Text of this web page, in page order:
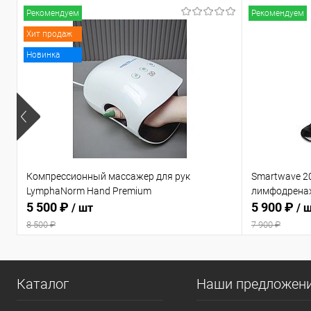
Рекомендуем
Хит продаж
Новинка
Компрессионный массажер для рук
LymphaNorm Hand Premium
5 500 ₽ / шт
8 500 ₽
Рекомендуем
Smartwave
5 900 ₽ /
7 900 ₽
Каталог Наши